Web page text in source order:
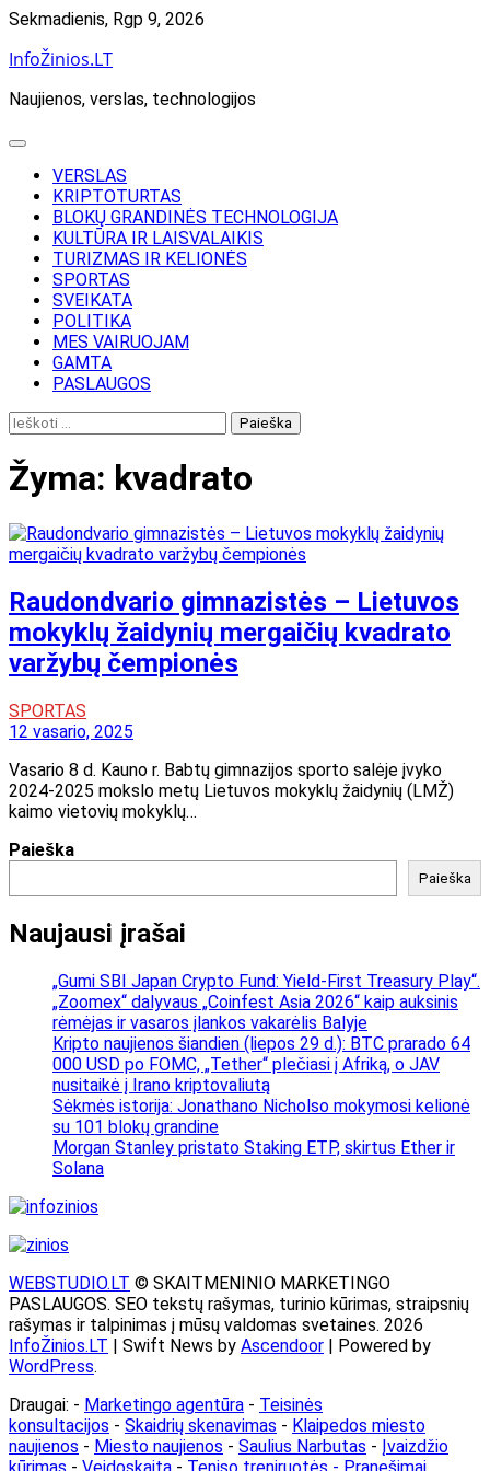
Skip
content
Sekmadienis, Rgp 9, 2026
InfoŽinios.LT
Naujienos, verslas, technologijos
VERSLAS
KRIPTOTURTAS
BLOKŲ GRANDINĖS TECHNOLOGIJA
KULTŪRA IR LAISVALAIKIS
TURIZMAS IR KELIONĖS
SPORTAS
SVEIKATA
POLITIKA
MES VAIRUOJAM
GAMTA
PASLAUGOS
Ieškoti:
Žyma: kvadrato
Raudondvario gimnazistės – Lietuvos
mokyklų žaidynių mergaičių kvadrato
varžybų čempionės
SPORTAS
12 vasario, 2025
Vasario 8 d. Kauno r. Babtų gimnazijos sporto salėje įvyko
2024-2025 mokslo metų Lietuvos mokyklų žaidynių (LMŽ)
kaimo vietovių mokyklų…
Paieška
Paieška
Naujausi įrašai
„Gumi SBI Japan Crypto Fund: Yield-First Treasury Play“.
„Zoomex“ dalyvaus „Coinfest Asia 2026“ kaip auksinis
rėmėjas ir vasaros įlankos vakarėlis Balyje
Kripto naujienos šiandien (liepos 29 d.): BTC prarado 64
000 USD po FOMC, „Tether“ plečiasi į Afriką, o JAV
nusitaikė į Irano kriptovaliutą
Sėkmės istorija: Jonathano Nicholso mokymosi kelionė
su 101 blokų grandine
Morgan Stanley pristato Staking ETP, skirtus Ether ir
Solana
WEBSTUDIO.LT © SKAITMENINIO MARKETINGO
PASLAUGOS. SEO tekstų rašymas, turinio kūrimas, straipsnių
rašymas ir talpinimas į mūsų valdomas svetaines. 2026
InfoŽinios.LT | Swift News by Ascendoor | Powered by
WordPress.
Draugai: - Marketingo agentūra - Teisinės
konsultacijos - Skaidrių skenavimas - Klaipedos miesto
naujienos - Miesto naujienos - Saulius Narbutas - Įvaizdžio
kūrimas - Veidoskaita - Teniso treniruotės - Pranešimai